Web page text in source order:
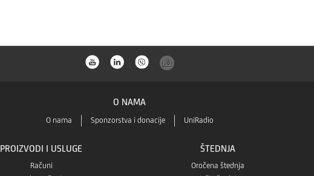
O NAMA
O nama Sponzorstva i donacije UniRadio
PROIZVODI I USLUGE
Računi
ŠTEDNJA
Oročena štednja